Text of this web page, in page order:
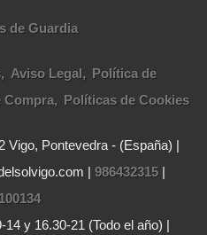
de Guardia
Aviso Legal
Política de
Compra Políticas de Cookies
Vigo, Pontevedra - (España) |
| 986432315 |
14 y 16.30-21 (Todo el año) |